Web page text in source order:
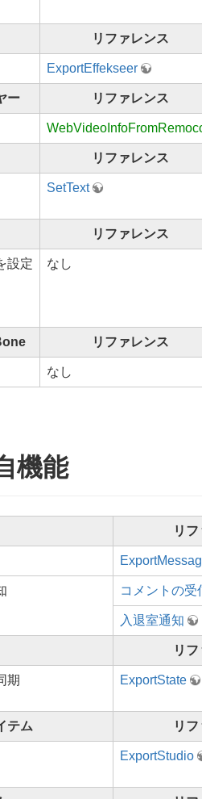
リファレンス
ExportEffekseer
ー リファレンス
リファレンス
SetText
リファレンス
設定 なし
リファレンス
なし
機能
リ
コメントの受
入退室通知
リ
期 ExportState
テム リ
ExportStudio